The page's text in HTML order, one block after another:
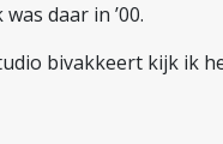
daar in ’00.
bivakkeert kijk ik